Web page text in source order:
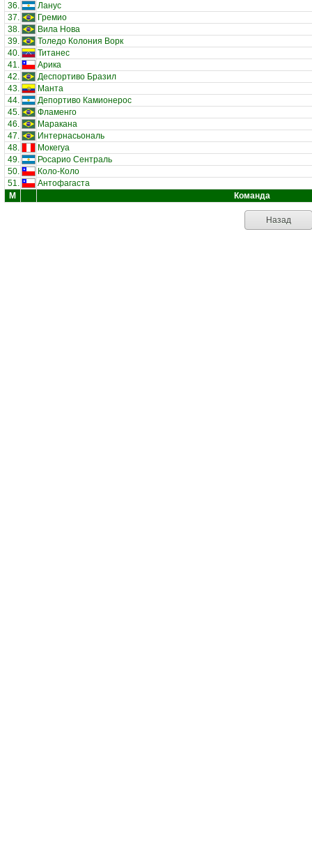
36.
Ланус
37.
Гремио
38.
Вила Нова
39.
Толедо Колония Ворк
40.
Титанес
41.
Арика
42.
Деспортиво Бразил
43.
Манта
44.
Депортиво Камионерос
45.
Фламенго
46.
Маракана
47.
Интернасьональ
48.
Мокегуа
49.
Росарио Сентраль
50.
Коло-Коло
51.
Антофагаста
М
Команда
Назад